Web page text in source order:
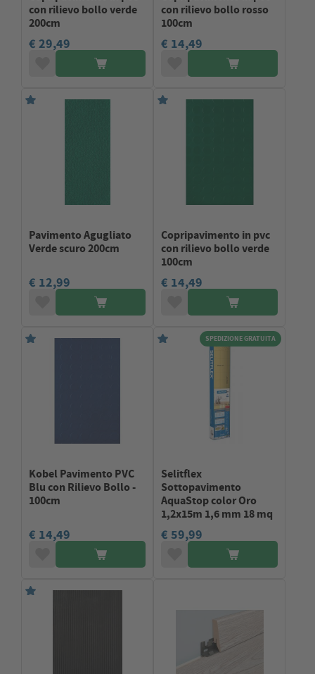
con rilievo bollo verde
200cm
€ 29,49
con rilievo bollo rosso
100cm
€ 14,49
Pavimento Agugliato
Verde scuro 200cm
€ 12,99
Copripavimento in pvc
con rilievo bollo verde
100cm
€ 14,49
Kobel Pavimento PVC
Blu con Rilievo Bollo -
100cm
€ 14,49
SPEDIZIONE GRATUITA
Selitflex
Sottopavimento
AquaStop color Oro
1,2x15m 1,6 mm 18 mq
€ 59,99